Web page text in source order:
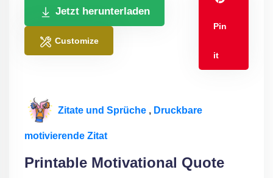
Jetzt herunterladen
Customize
Pin
it
Zitate und Sprüche , Druckbare
motivierende Zitat
Printable Motivational Quote